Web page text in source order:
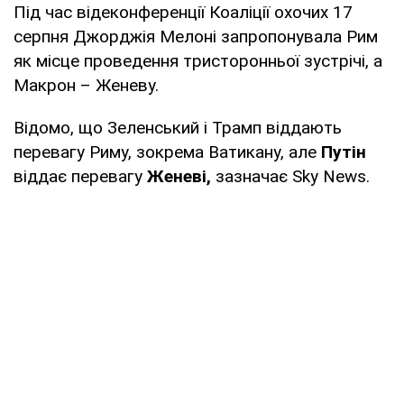
Під час відеконференції Коаліції охочих 17
серпня Джорджія Мелоні запропонувала Рим
як місце проведення тристоронньої зустрічі, а
Макрон – Женеву.
Відомо, що Зеленський і Трамп віддають
перевагу Риму, зокрема Ватикану, але Путін
віддає перевагу Женеві, зазначає Sky News.